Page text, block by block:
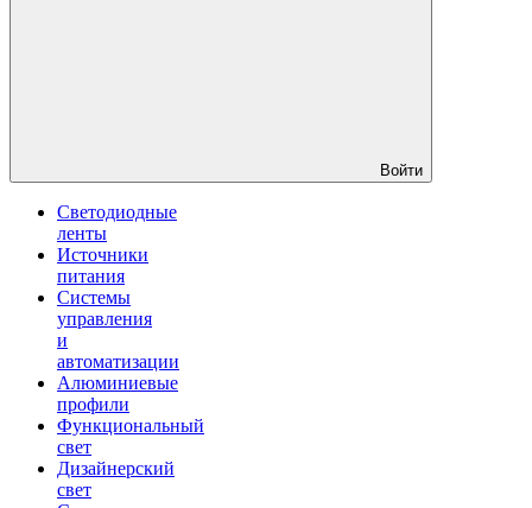
Войти
Светодиодные
ленты
Источники
питания
Системы
управления
и
автоматизации
Алюминиевые
профили
Функциональный
свет
Дизайнерский
свет